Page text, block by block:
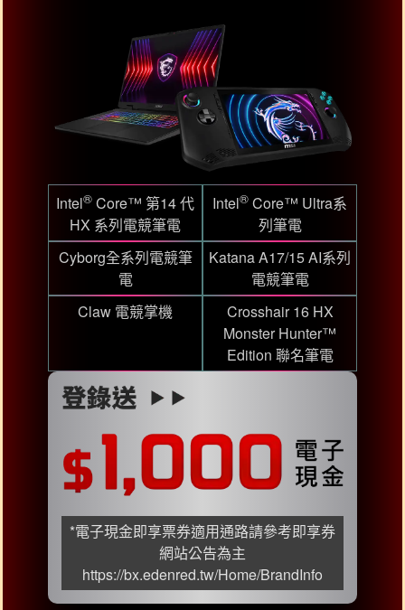
Intel® Core™ 第14 代
HX 系列電競筆電
Intel® Core™ Ultra系
列筆電
Cyborg全系列電競筆
電
Katana A17/15 AI系列
電競筆電
Claw 電競掌機
Crosshair 16 HX
Monster Hunter™
Edition 聯名筆電
*電子現金即享票券適用通路請參考即享券
網站公告為主
https://bx.edenred.tw/Home/BrandInfo